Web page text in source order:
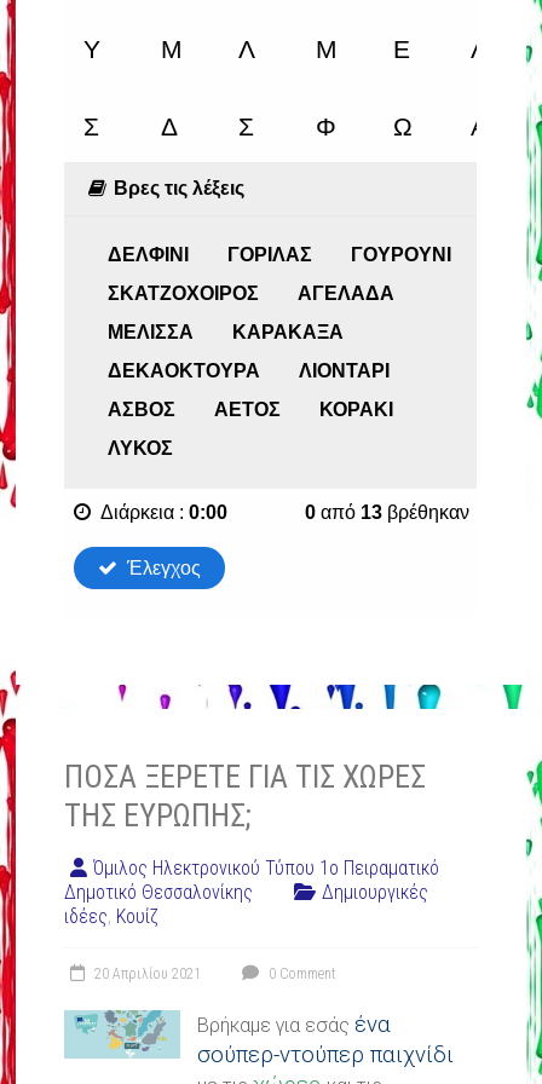
ΠΌΣΑ ΞΈΡΕΤΕ ΓΙΑ ΤΙΣ ΧΏΡΕΣ
ΤΗΣ ΕΥΡΏΠΗΣ;
Όμιλος Ηλεκτρονικού Τύπου 1ο Πειραματικό
Δημοτικό Θεσσαλονίκης
Δημιουργικές
ιδέες, Κουίζ
20 Απριλίου 2021 0 Comment
Βρήκαμε για εσάς ένα
σούπερ-ντούπερ παιχνίδι